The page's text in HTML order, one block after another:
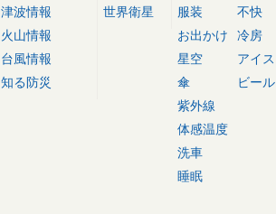
津波情報
火山情報
台風情報
知る防災
世界衛星
服装
お出かけ
星空
傘
紫外線
体感温度
洗車
睡眠
不快
冷房
アイス
ビール